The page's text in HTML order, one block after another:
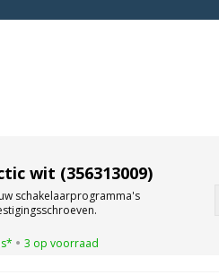
wit (356313009)
schakelaarprogramma's
3 op voorraad